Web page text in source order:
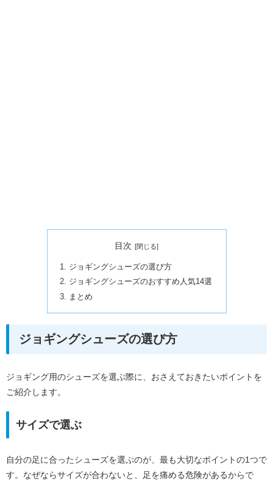
目次
ジョギングシューズの選び方
ジョギングシューズのおすすめ人気14選
まとめ
ジョギングシューズの選び方
ジョギング用のシューズを選ぶ際に、おさえておきたいポイントを
ご紹介します。
サイズで選ぶ
自分の足に合ったシューズを選ぶのが、最も大切なポイントの1つで
す。なぜならサイズが合わないと、足を痛める危険があるからで